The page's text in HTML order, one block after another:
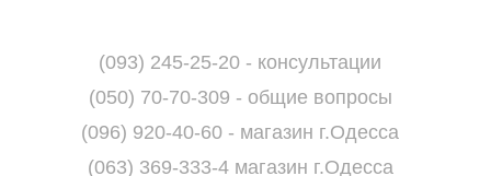
(093) 245-25-20 - консультации
(050) 70-70-309 - общие вопросы
(096) 920-40-60 - магазин г.Одесса
(063) 369-333-4 магазин г.Одесса